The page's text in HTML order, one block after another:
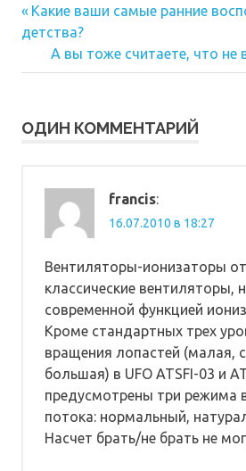
Навигация
по
записям
Предыдущая
запись:
Какие ваши самые ранние
детства?
Следующая
запись:
А вы тоже считаете, что не
ОДИН КОММЕНТАРИЙ
francis:
16.07.2010 в 18:27
Вентиляторы-ионизаторы от
классические вентиляторы,
современной функцией
Кроме стандартных трех
вращения лопастей (малая,
большая) в UFO ATSFI-03 и
предусмотрены три режима
потока: нормальный,
Насчет брать/не брать не